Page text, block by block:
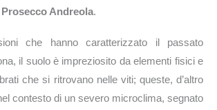
Prosecco Andreola.
che hanno caratterizzato il passato
il suolo è impreziosito da elementi fisici e
che si ritrovano nelle viti; queste, d’altro
contesto di un severo microclima, segnato